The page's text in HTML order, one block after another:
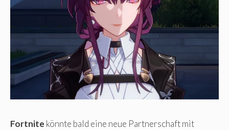
Fortnite könnte bald eine neue Partnerschaft mit